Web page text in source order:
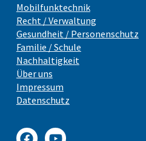
Mobilfunktechnik
Recht / Verwaltung
Gesundheit / Personenschutz
Familie / Schule
Nachhaltigkeit
Über uns
Impressum
Datenschutz